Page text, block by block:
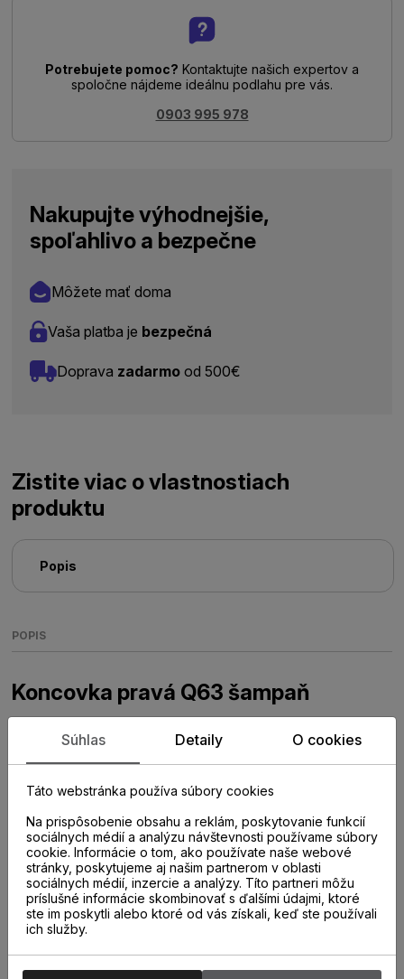
Potrebujete pomoc? Kontaktujte našich expertov a
spoločne nájdeme ideálnu podlahu pre vás.
0903 995 978
Nakupujte výhodnejšie,
spoľahlivo a bezpečne
Môžete mať doma
Vaša platba je bezpečná
Doprava zadarmo od 500€
Zistite viac o vlastnostiach
produktu
Popis
POPIS
Koncovka pravá Q63 šampaň
Plastové prvky k hliníkovým soklovým lištám Q63
Súhlas Detaily O cookies
Táto webstránka používa súbory cookies
Na prispôsobenie obsahu a reklám, poskytovanie funkcií
sociálnych médií a analýzu návštevnosti používame súbory
cookie. Informácie o tom, ako používate naše webové
stránky, poskytujeme aj našim partnerom v oblasti
sociálnych médií, inzercie a analýzy. Títo partneri môžu
príslušné informácie skombinovať s ďalšími údajmi, ktoré
ste im poskytli alebo ktoré od vás získali, keď ste používali
ich služby.